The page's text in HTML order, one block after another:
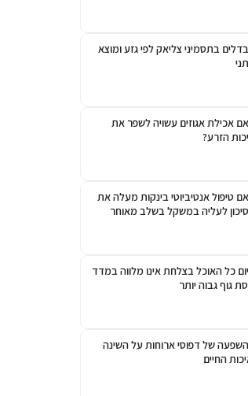
בתסמיני צליאק לפי גזע ומוצא
אכילת אגוזים עשויה לשפר את
הזרע?
טיפול אנטיביוטי בינקות מעלה את
לעליה במשקל בשלב מאוחר
כל האוכל בצלחת אינו מלווה במדד
גוף גבוה יותר
של דפוסי ארוחות על השינה
החיים